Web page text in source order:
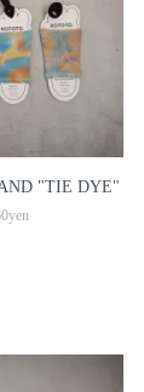
"TIE DYE"